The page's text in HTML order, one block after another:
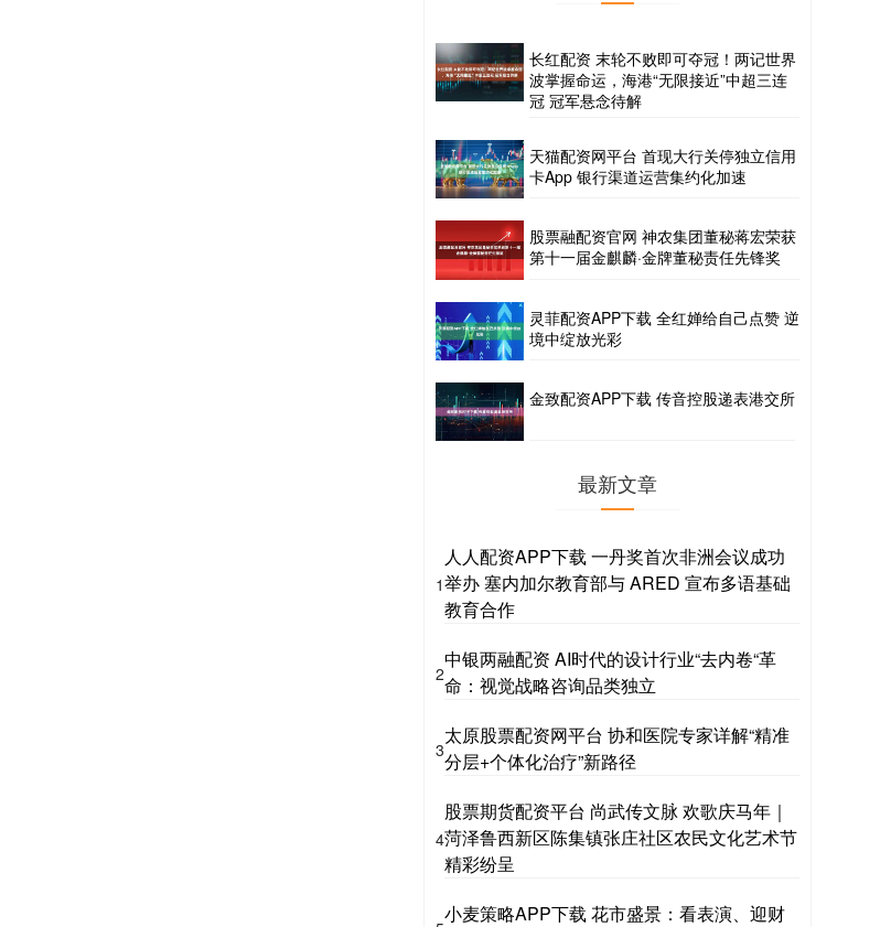
长红配资 末轮不败即可夺冠！两记世界
波掌握命运，海港“无限接近”中超三连
冠 冠军悬念待解
天猫配资网平台 首现大行关停独立信用
卡App 银行渠道运营集约化加速
股票融配资官网 神农集团董秘蒋宏荣获
第十一届金麒麟·金牌董秘责任先锋奖
灵菲配资APP下载 全红婵给自己点赞 逆
境中绽放光彩
金致配资APP下载 传音控股递表港交所
最新文章
1
人人配资APP下载 一丹奖首次非洲会议成功
举办 塞内加尔教育部与 ARED 宣布多语基础
教育合作
2
中银两融配资 AI时代的设计行业“去内卷“革
命：视觉战略咨询品类独立
3
太原股票配资网平台 协和医院专家详解“精准
分层+个体化治疗”新路径
4
股票期货配资平台 尚武传文脉 欢歌庆马年｜
菏泽鲁西新区陈集镇张庄社区农民文化艺术节
精彩纷呈
小麦策略APP下载 花市盛景：看表演、迎财